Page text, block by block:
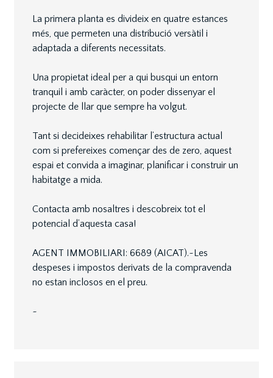
La primera planta es divideix en quatre estances
més, que permeten una distribució versàtil i
adaptada a diferents necessitats.
Una propietat ideal per a qui busqui un entorn
tranquil i amb caràcter, on poder dissenyar el
projecte de llar que sempre ha volgut.
Tant si decideixes rehabilitar l’estructura actual
com si prefereixes començar des de zero, aquest
espai et convida a imaginar, planificar i construir un
habitatge a mida.
Contacta amb nosaltres i descobreix tot el
potencial d’aquesta casa!
AGENT IMMOBILIARI: 6689 (AICAT).~Les
despeses i impostos derivats de la compravenda
no estan inclosos en el preu.
~